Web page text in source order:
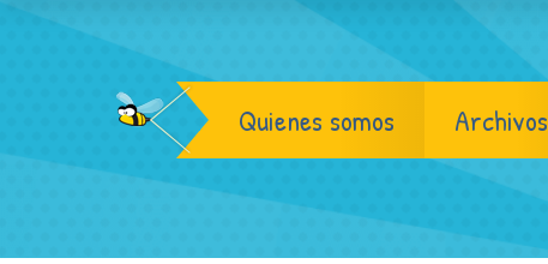
Quienes somos Archivos